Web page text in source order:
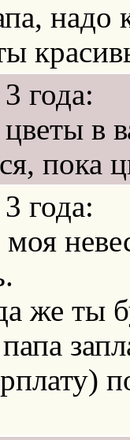
надо
года:
в
пока
года:
же ты